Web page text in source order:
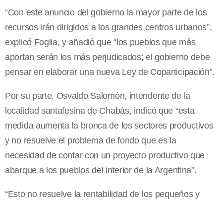
“Con este anuncio del gobierno la mayor parte de los
recursos irán dirigidos a los grandes centros urbanos”,
explicó Foglia, y añadió que “los pueblos que más
aportan serán los más perjudicados; el gobierno debe
pensar en elaborar una nueva Ley de Coparticipación”.
Por su parte, Osvaldo Salomón, intendente de la
localidad santafesina de Chabás, indicó que “esta
medida aumenta la bronca de los sectores productivos
y no resuelve el problema de fondo que es la
necesidad de contar con un proyecto productivo que
abarque a los pueblos del interior de la Argentina”.
“Esto no resuelve la rentabilidad de los pequeños y